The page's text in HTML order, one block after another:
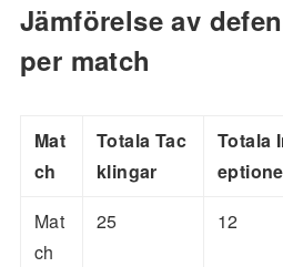
Jämförelse av
per match
Mat
ch
Totala Tac
klingar
Totala
Mat
ch
25 12